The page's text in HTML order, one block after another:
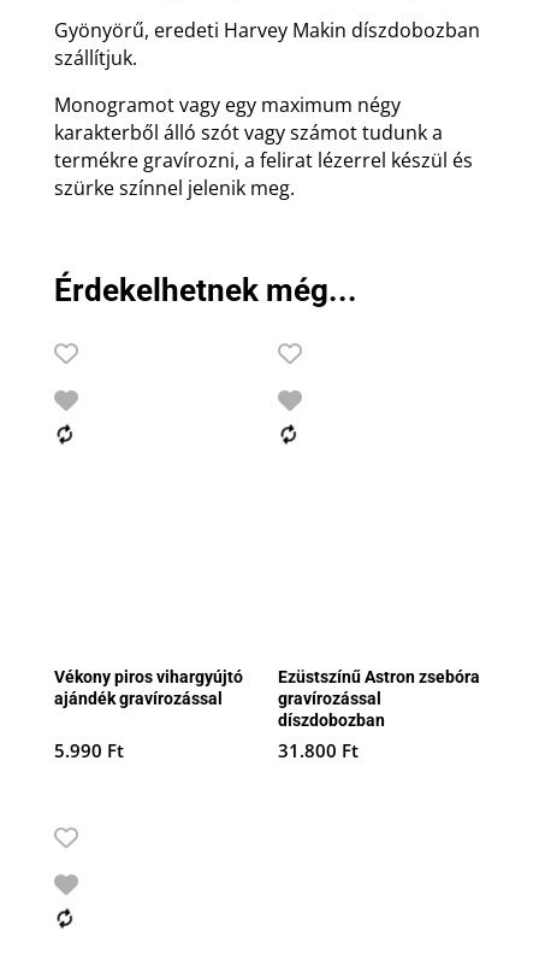
Gyönyörű, eredeti Harvey Makin díszdobozban
szállítjuk.
Monogramot vagy egy maximum négy
karakterből álló szót vagy számot tudunk a
termékre gravírozni, a felirat lézerrel készül és
szürke színnel jelenik meg.
Érdekelhetnek még...
Vékony piros vihargyújtó
ajándék gravírozással
5.990 Ft
Ezüstszínű Astron zsebóra
gravírozással
díszdobozban
31.800 Ft